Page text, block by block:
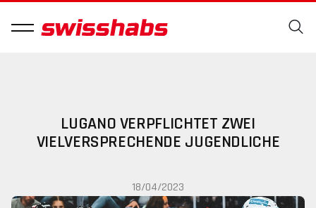
LUGANO VERPFLICHTET ZWEI
VIELVERSPRECHENDE JUGENDLICHE
18/04/2023